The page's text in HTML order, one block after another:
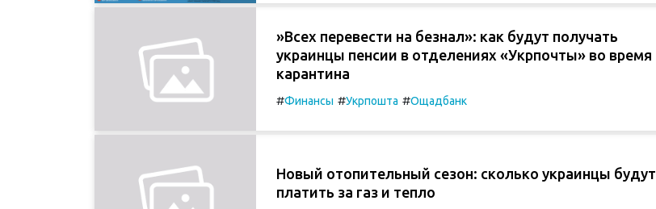
»Всех перевести на безнал»: как будут получать
украинцы пенсии в отделениях «Укрпочты» во время
карантина
#Финансы #Укрпошта #Ощадбанк
Новый отопительный сезон: сколько украинцы будут
платить за газ и тепло